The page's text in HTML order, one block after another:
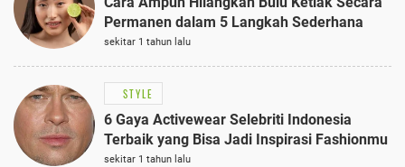
Permanen dalam 5 Langkah Sederhana
sekitar 1 tahun lalu
STYLE
6 Gaya Activewear Selebriti Indonesia
Terbaik yang Bisa Jadi Inspirasi Fashionmu
sekitar 1 tahun lalu